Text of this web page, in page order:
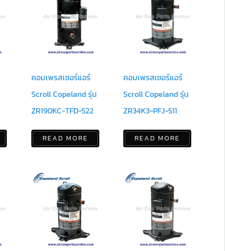
คอมเพรสเซอร์แอร์
Scroll Copeland รุ่น
ZR190KC-TFD-522
READ MORE
คอมเพรสเซอร์แอร์
Scroll Copeland รุ่น
ZR34K3-PFJ-511
READ MORE